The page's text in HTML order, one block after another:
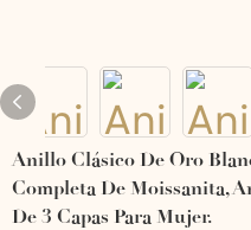
Anillo Clásico De Oro
Completa De Moissanita,
De 3 Capas Para Mujer.